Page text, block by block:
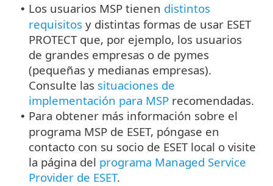
• Los usuarios MSP tienen distintos
requisitos y distintas formas de usar ESET
PROTECT que, por ejemplo, los usuarios
de grandes empresas o de pymes
(pequeñas y medianas empresas).
Consulte las situaciones de
implementación para MSP recomendadas.
• Para obtener más información sobre el
programa MSP de ESET, póngase en
contacto con su socio de ESET local o visite
la página del programa Managed Service
Provider de ESET.